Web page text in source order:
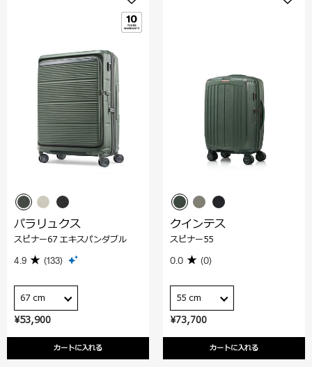
¥53,900
カートに入れる
パラリュクス
スピナー67 エキスパンダブル
4.9 (133)
67 cm
¥73,700
カートに入れる
クインテス
スピナー55
0.0 (0)
55 cm